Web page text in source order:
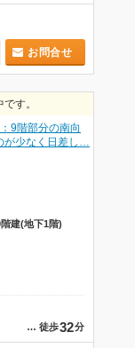
お問合せ
す。
9階部分の南向
が少なく日差し…
建(地下1階)
… 徒歩32分